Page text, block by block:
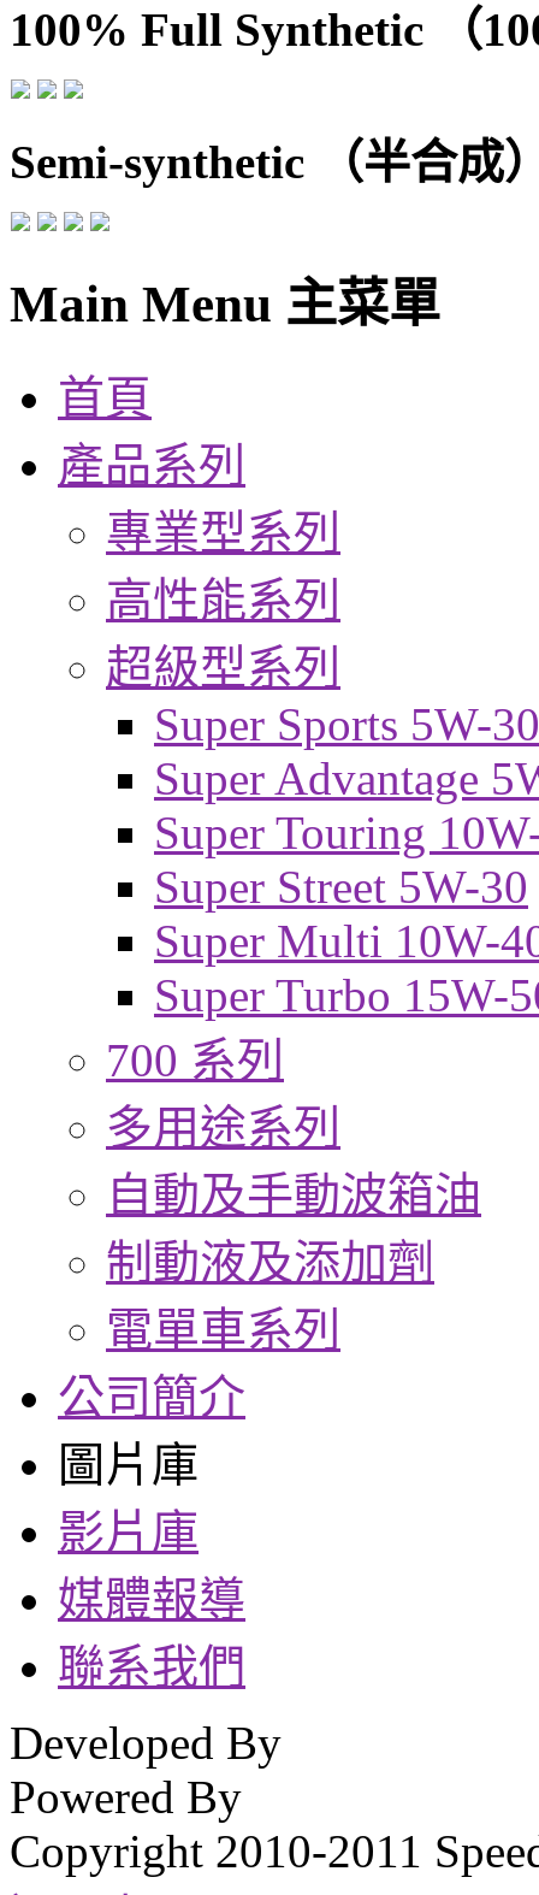
100% Full Synthetic （
Semi-synthetic （半合成
Main Menu 主菜單
首頁
產品系列
專業型系列
高性能系列
超級型系列
Super Sports 5W-30
Super Advantage
Super Touring
Super Street 5W-30
Super Multi 10W-
Super Turbo 15W-
700 系列
多用途系列
自動及手動波箱油
制動液及添加劑
電單車系列
公司簡介
圖片庫
影片庫
媒體報導
聯系我們
Developed By
Powered By
Copyright 2010-2011